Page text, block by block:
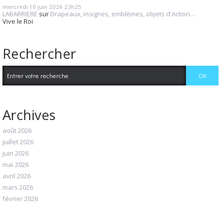
mercredi 10 juin 2026 23h25
LABARRIERE sur Drapeaux, insignes, emblèmes, objets d'Action...
Vive le Roi
Rechercher
Archives
août 2026
juillet 2026
juin 2026
mai 2026
avril 2026
mars 2026
février 2026